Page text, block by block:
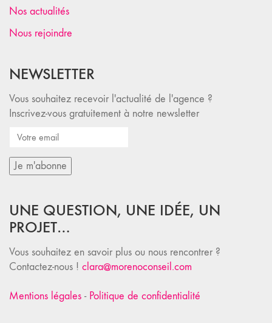
Nos actualités
Nous rejoindre
NEWSLETTER
Vous souhaitez recevoir l'actualité de l'agence ?
Inscrivez-vous gratuitement à notre newsletter
UNE QUESTION, UNE IDÉE, UN
PROJET…
Vous souhaitez en savoir plus ou nous rencontrer ?
Contactez-nous ! clara@morenoconseil.com
Mentions légales - Politique de confidentialité